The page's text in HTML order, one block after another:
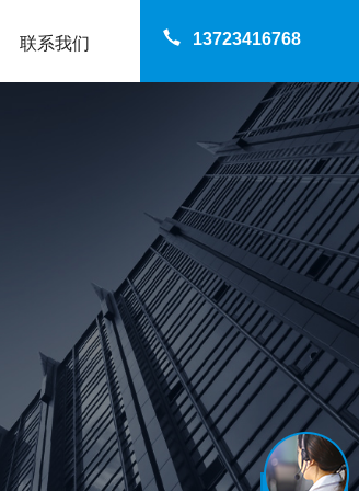
13723416768
联系我们